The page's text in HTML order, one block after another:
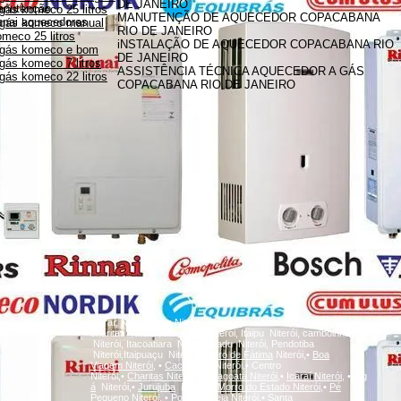
komeco 25 litros
komeco manual
25 litros
komeco e bom
komeco 7 litros
komeco 22 litros
DE JANEIRO
MANUTENÇÃO DE AQUECEDOR COPACABANA
RIO DE JANEIRO
iNSTALAÇÃO DE AQUECEDOR COPACABANA RIO
DE JANEIRO
ASSISTÊNCIA TÉCNICA AQUECEDOR A GÁS
COPACABANA RIO DE JANEIRO
aquecedores
Icaraí, Niterói, ingaNiterói, Santa Rosa Niterói, Centro Niterói,
charitas Niterói, Fonseca Niterói, Itaipu Niterói, camboinhas
Niterói, Itacoatiara Niterói, Badu Niterói, Pendotiba
Niterói,Itaipuaçu Niterói,
Bairro de Fátima Niterói,• Boa
Viagem Niterói, • Cachoeiras
Niterói,• Centro
Niterói,• Charitas Niterói, Gragoatá Niterói, • IcaraíNiterói, •
Ing
á Niterói,• Jurujuba Niterói,• Morro do Estado Niterói, • Pé
Pequeno Niterói,• Ponta d'AreiaNiterói, • Santa